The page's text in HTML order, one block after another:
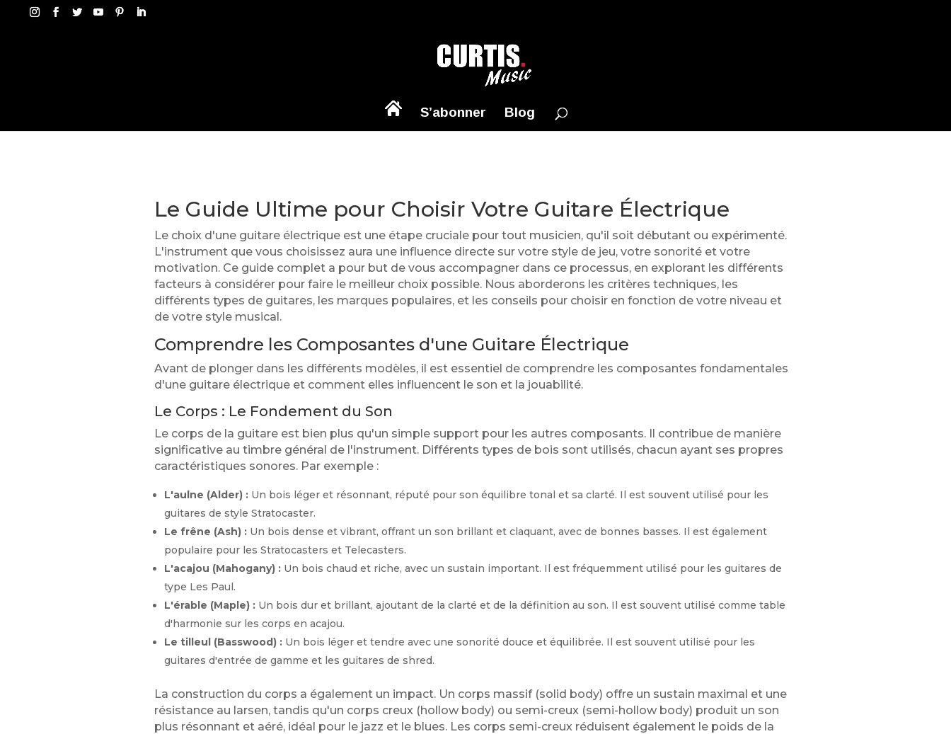
S’abonner Blog
Le Guide Ultime pour Choisir Votre Guitare Électrique
Le choix d'une guitare électrique est une étape cruciale pour tout musicien, qu'il soit débutant ou expérimenté.
L'instrument que vous choisissez aura une influence directe sur votre style de jeu, votre sonorité et votre
motivation. Ce guide complet a pour but de vous accompagner dans ce processus, en explorant les différents
facteurs à considérer pour faire le meilleur choix possible. Nous aborderons les critères techniques, les
différents types de guitares, les marques populaires, et les conseils pour choisir en fonction de votre niveau et
de votre style musical.
Comprendre les Composantes d'une Guitare Électrique
Avant de plonger dans les différents modèles, il est essentiel de comprendre les composantes fondamentales
d'une guitare électrique et comment elles influencent le son et la jouabilité.
Le Corps : Le Fondement du Son
Le corps de la guitare est bien plus qu'un simple support pour les autres composants. Il contribue de manière
significative au timbre général de l'instrument. Différents types de bois sont utilisés, chacun ayant ses propres
caractéristiques sonores. Par exemple :
L'aulne (Alder) : Un bois léger et résonnant, réputé pour son équilibre tonal et sa clarté. Il est souvent utilisé pour les
guitares de style Stratocaster.
Le frêne (Ash) : Un bois dense et vibrant, offrant un son brillant et claquant, avec de bonnes basses. Il est également
populaire pour les Stratocasters et Telecasters.
L'acajou (Mahogany) : Un bois chaud et riche, avec un sustain important. Il est fréquemment utilisé pour les guitares de
type Les Paul.
L'érable (Maple) : Un bois dur et brillant, ajoutant de la clarté et de la définition au son. Il est souvent utilisé comme table
d'harmonie sur les corps en acajou.
Le tilleul (Basswood) : Un bois léger et tendre avec une sonorité douce et équilibrée. Il est souvent utilisé pour les
guitares d'entrée de gamme et les guitares de shred.
La construction du corps a également un impact. Un corps massif (solid body) offre un sustain maximal et une
résistance au larsen, tandis qu'un corps creux (hollow body) ou semi-creux (semi-hollow body) produit un son
plus résonnant et aéré, idéal pour le jazz et le blues. Les corps semi-creux réduisent également le poids de la